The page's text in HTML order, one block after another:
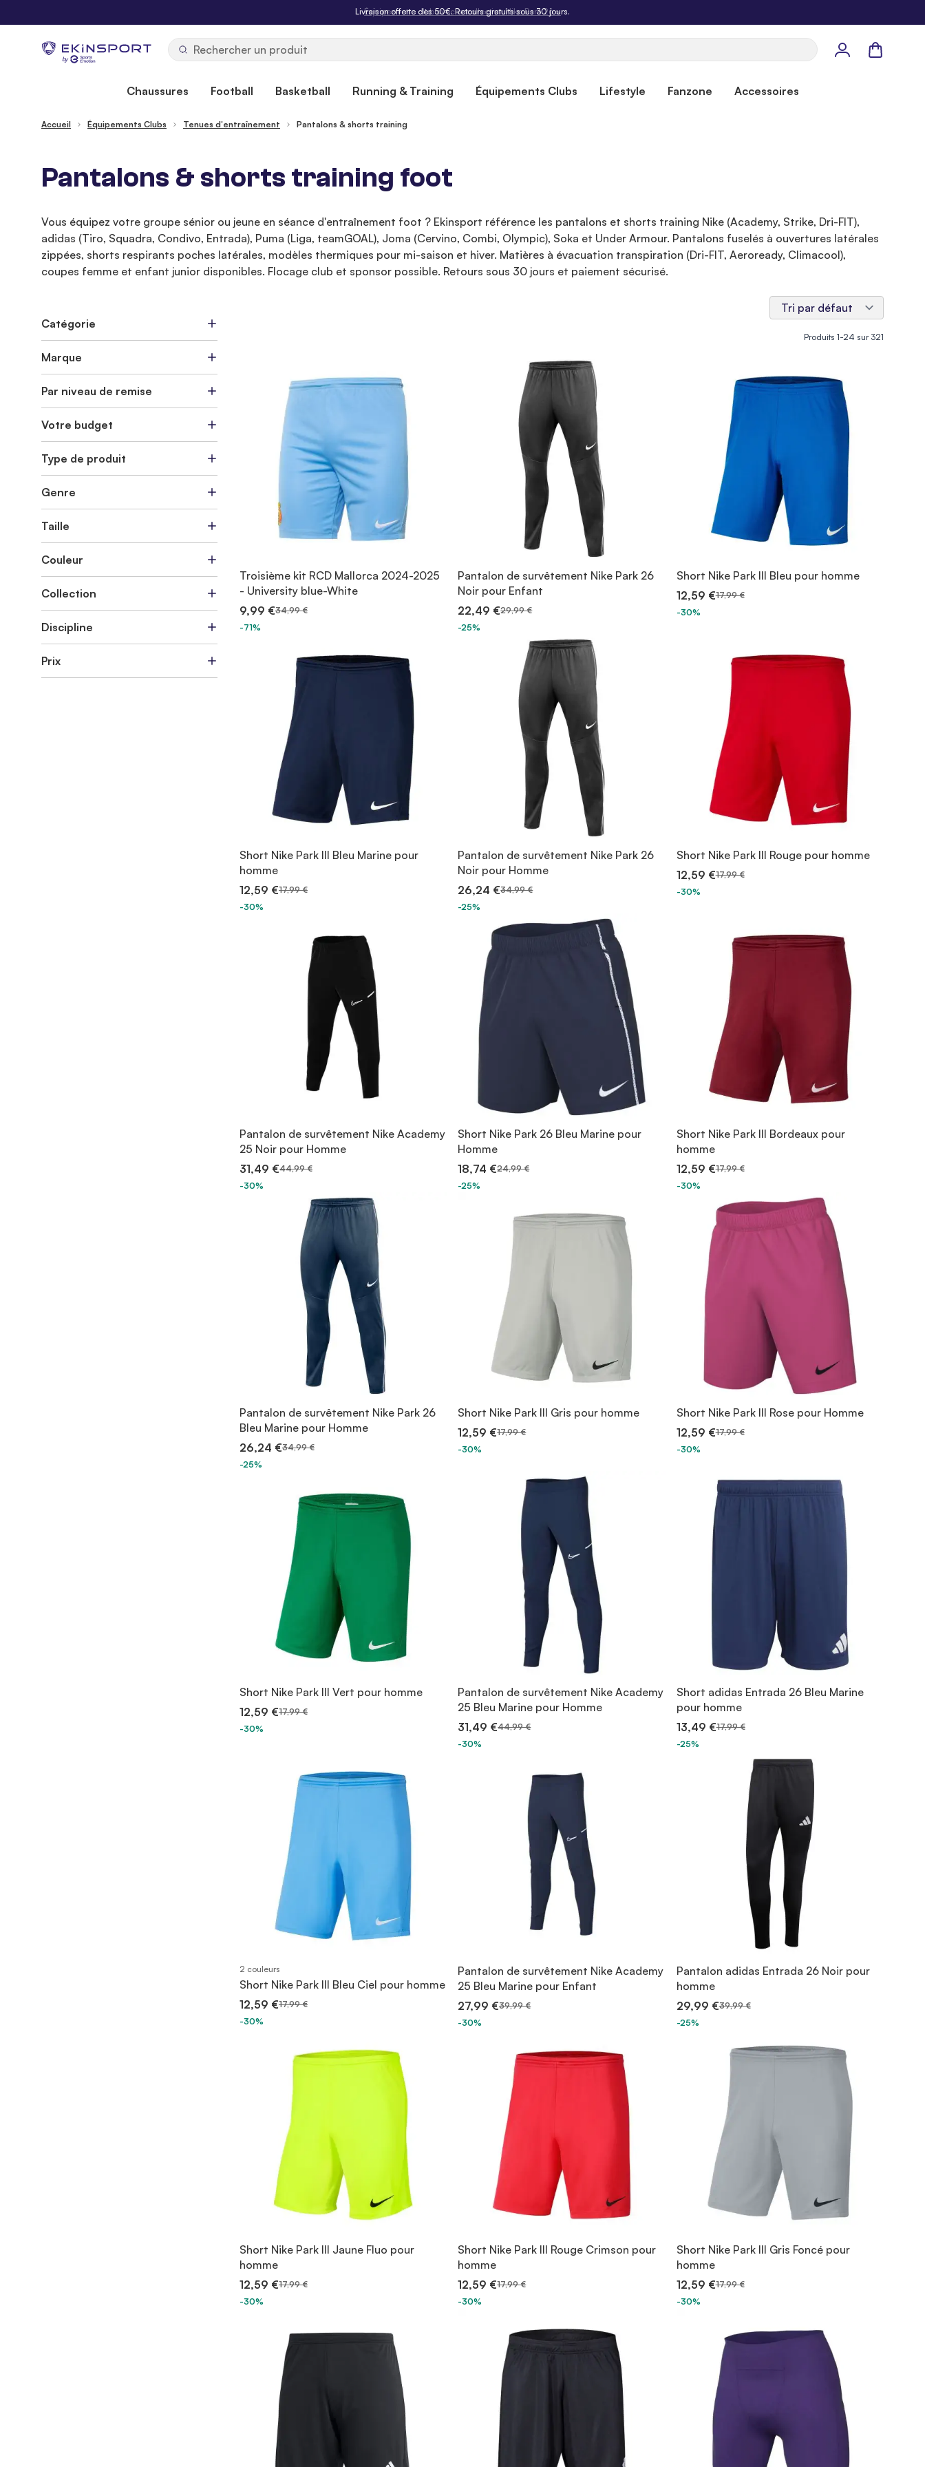
Livraison offerte dès 50€. Retours gratuits sous 30 jours.
by
Panier
Chaussures Football Basketball Running & Training Équipements Clubs Lifestyle Fanzone Accessoires
Accueil Équipements Clubs Tenues d'entraînement Pantalons & shorts training
Pantalons & shorts training foot
Vous équipez votre groupe sénior ou jeune en séance d'entraînement foot ? Ekinsport référence les pantalons et shorts training Nike (Academy, Strike, Dri-FIT),
adidas (Tiro, Squadra, Condivo, Entrada), Puma (Liga, teamGOAL), Joma (Cervino, Combi, Olympic), Soka et Under Armour. Pantalons fuselés à ouvertures latérales
zippées, shorts respirants poches latérales, modèles thermiques pour mi-saison et hiver. Matières à évacuation transpiration (Dri-FIT, Aeroready, Climacool),
coupes femme et enfant junior disponibles. Flocage club et sponsor possible. Retours sous 30 jours et paiement sécurisé.
Produits 1-24 sur 321
Troisième kit RCD Mallorca 2024-2025
- University blue-White
9,99 €34,99 €
-71%
Pantalon de survêtement Nike Park 26
Noir pour Enfant
22,49 €29,99 €
-25%
Short Nike Park III Bleu pour homme
12,59 €17,99 €
-30%
Short Nike Park III Bleu Marine pour
homme
12,59 €17,99 €
-30%
Pantalon de survêtement Nike Park 26
Noir pour Homme
26,24 €34,99 €
-25%
Short Nike Park III Rouge pour homme
12,59 €17,99 €
-30%
Pantalon de survêtement Nike Academy
25 Noir pour Homme
31,49 €44,99 €
-30%
Short Nike Park 26 Bleu Marine pour
Homme
18,74 €24,99 €
-25%
Short Nike Park III Bordeaux pour
homme
12,59 €17,99 €
-30%
Pantalon de survêtement Nike Park 26
Bleu Marine pour Homme
26,24 €34,99 €
-25%
Short Nike Park III Gris pour homme
12,59 €17,99 €
-30%
Short Nike Park III Rose pour Homme
12,59 €17,99 €
-30%
Short Nike Park III Vert pour homme
12,59 €17,99 €
-30%
Pantalon de survêtement Nike Academy
25 Bleu Marine pour Homme
31,49 €44,99 €
-30%
Short adidas Entrada 26 Bleu Marine
pour homme
13,49 €17,99 €
-25%
2 couleurs
Short Nike Park III Bleu Ciel pour homme
12,59 €17,99 €
-30%
Pantalon de survêtement Nike Academy
25 Bleu Marine pour Enfant
27,99 €39,99 €
-30%
Pantalon adidas Entrada 26 Noir pour
homme
29,99 €39,99 €
-25%
Short Nike Park III Jaune Fluo pour
homme
12,59 €17,99 €
-30%
Short Nike Park III Rouge Crimson pour
homme
12,59 €17,99 €
-30%
Short Nike Park III Gris Foncé pour
homme
12,59 €17,99 €
-30%
Catégorie
Marque
Par niveau de remise
Votre budget
Type de produit
Genre
Taille
Couleur
Collection
Discipline
Prix